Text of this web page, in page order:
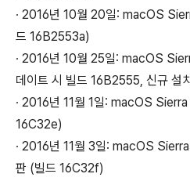
∙ 2016년 10월 20일: macOS
드 16B2553a)
∙ 2016년 10월 25일: macOS
데이트 시 빌드 16B2555, 신규 설
∙ 2016년 11월 1일: macOS
16C32e)
∙ 2016년 11월 3일: macOS
판 (빌드 16C32f)